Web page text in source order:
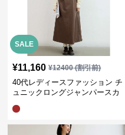
SALE
¥11,160 ¥12400(割引前)
40代レディースファッション チ
ュニックロングジャンパースカ